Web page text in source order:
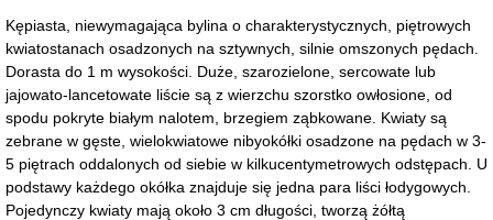
Kępiasta, niewymagająca bylina o charakterystycznych, piętrowych
kwiatostanach osadzonych na sztywnych, silnie omszonych pędach.
Dorasta do 1 m wysokości. Duże, szarozielone, sercowate lub
jajowato-lancetowate liście są z wierzchu szorstko owłosione, od
spodu pokryte białym nalotem, brzegiem ząbkowane. Kwiaty są
zebrane w gęste, wielokwiatowe nibyokółki osadzone na pędach w 3-
5 piętrach oddalonych od siebie w kilkucentymetrowych odstępach. U
podstawy każdego okółka znajduje się jedna para liści łodygowych.
Pojedynczy kwiaty mają około 3 cm długości, tworzą żółtą